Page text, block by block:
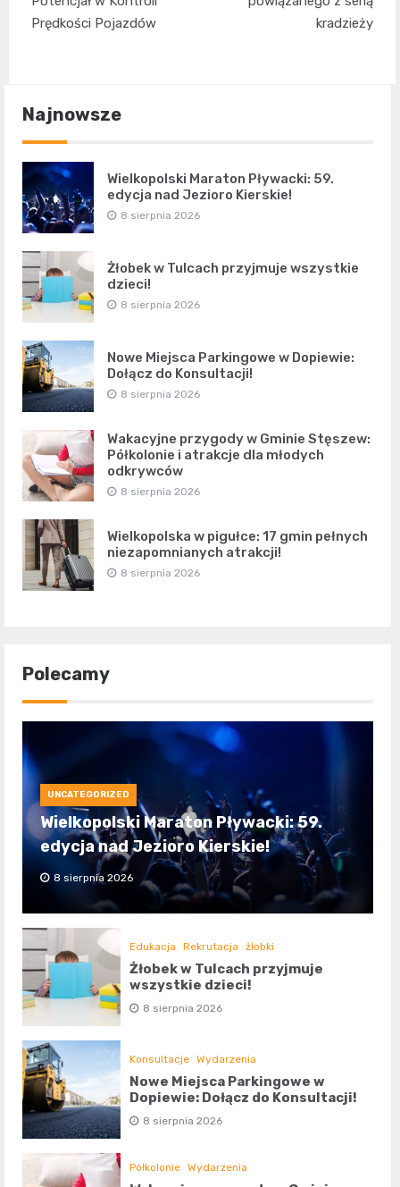
Prędkości Pojazdów
kradzieży
Najnowsze
Wielkopolski Maraton Pływacki: 59.
edycja nad Jezioro Kierskie!
8 sierpnia 2026
Żłobek w Tulcach przyjmuje wszystkie
dzieci!
8 sierpnia 2026
Nowe Miejsca Parkingowe w Dopiewie:
Dołącz do Konsultacji!
8 sierpnia 2026
Wakacyjne przygody w Gminie Stęszew:
Półkolonie i atrakcje dla młodych
odkrywców
8 sierpnia 2026
Wielkopolska w pigułce: 17 gmin pełnych
niezapomnianych atrakcji!
8 sierpnia 2026
Polecamy
UNCATEGORIZED
Wielkopolski Maraton Pływacki: 59.
edycja nad Jezioro Kierskie!
8 sierpnia 2026
Edukacja Rekrutacja żłobki
Żłobek w Tulcach przyjmuje
wszystkie dzieci!
8 sierpnia 2026
Konsultacje Wydarzenia
Nowe Miejsca Parkingowe w
Dopiewie: Dołącz do Konsultacji!
8 sierpnia 2026
Półkolonie Wydarzenia